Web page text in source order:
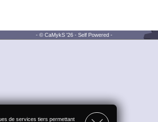
- © CaMykS '26 - Self Powered -
de services tiers permettant